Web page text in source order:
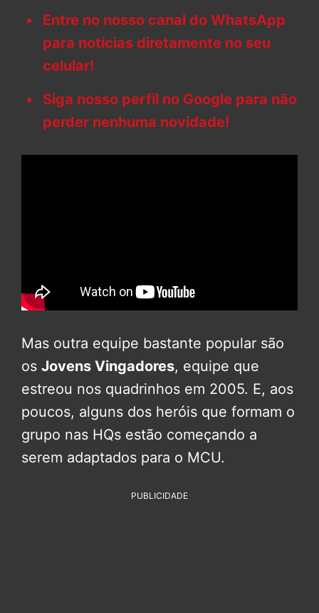
Entre no nosso canal do WhatsApp
para notícias diretamente no seu
celular!
Siga nosso perfil no Google para não
perder nenhuma novidade!
Mas outra equipe bastante popular são
os Jovens Vingadores, equipe que
estreou nos quadrinhos em 2005. E, aos
poucos, alguns dos heróis que formam o
grupo nas HQs estão começando a
serem adaptados para o MCU.
PUBLICIDADE